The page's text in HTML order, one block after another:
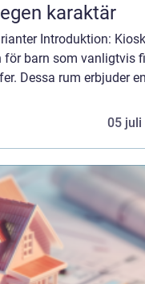
karaktär
Introduktion: Kiosk
för barn som vanligtvis
Dessa rum erbjuder
05 juli